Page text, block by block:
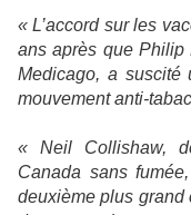
« L’accord sur les
ans après que Philip
Medicago, a suscité
mouvement anti-
« Neil Collishaw,
Canada sans
deuxième plus grand